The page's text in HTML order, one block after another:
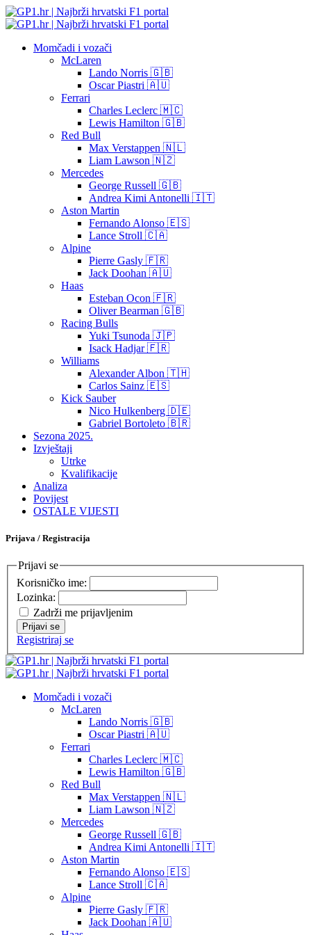
Momčadi i vozači
McLaren
Lando Norris 🇬🇧
Oscar Piastri 🇦🇺
Ferrari
Charles Leclerc 🇲🇨
Lewis Hamilton 🇬🇧
Red Bull
Max Verstappen 🇳🇱
Liam Lawson 🇳🇿
Mercedes
George Russell 🇬🇧
Andrea Kimi Antonelli 🇮🇹
Aston Martin
Fernando Alonso 🇪🇸
Lance Stroll 🇨🇦
Alpine
Pierre Gasly 🇫🇷
Jack Doohan 🇦🇺
Haas
Esteban Ocon 🇫🇷
Oliver Bearman 🇬🇧
Racing Bulls
Yuki Tsunoda 🇯🇵
Isack Hadjar 🇫🇷
Williams
Alexander Albon 🇹🇭
Carlos Sainz 🇪🇸
Kick Sauber
Nico Hulkenberg 🇩🇪
Gabriel Bortoleto 🇧🇷
Sezona 2025.
Izvještaji
Utrke
Kvalifikacije
Analiza
Povijest
OSTALE VIJESTI
Prijava / Registracija
Prijavi se
Korisničko ime:
Lozinka:
Zadrži me prijavljenim
Prijavi se
Registriraj se
Momčadi i vozači
McLaren
Lando Norris 🇬🇧
Oscar Piastri 🇦🇺
Ferrari
Charles Leclerc 🇲🇨
Lewis Hamilton 🇬🇧
Red Bull
Max Verstappen 🇳🇱
Liam Lawson 🇳🇿
Mercedes
George Russell 🇬🇧
Andrea Kimi Antonelli 🇮🇹
Aston Martin
Fernando Alonso 🇪🇸
Lance Stroll 🇨🇦
Alpine
Pierre Gasly 🇫🇷
Jack Doohan 🇦🇺